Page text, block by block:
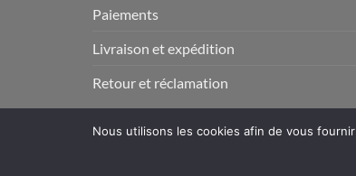
Paiements
Livraison et expédition
Retour et réclamation
Copyright 2026 © www.fun-tuning.com
Nous utilisons les cookies afin de vous